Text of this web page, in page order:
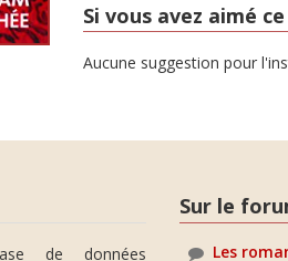
Si vous avez aimé
Aucune suggestion pour
de données
Sur le
Les